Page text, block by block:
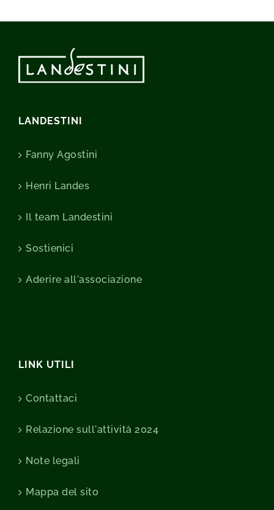
LANDESTINI
Fanny Agostini
Henri Landes
Il team Landestini
Sostienici
Aderire all'associazione
LINK UTILI
Contattaci
Relazione sull'attività 2024
Note legali
Mappa del sito